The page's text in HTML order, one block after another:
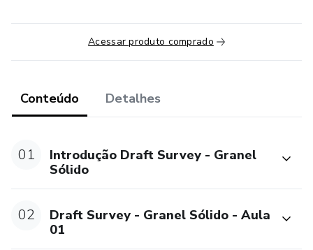
Acessar produto comprado
Conteúdo Detalhes
01
Introdução Draft Survey - Granel
Sólido
02
Draft Survey - Granel Sólido - Aula
01